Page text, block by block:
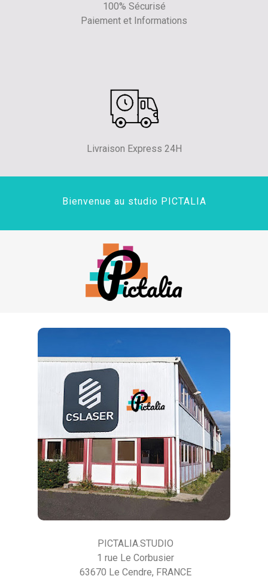
100% Sécurisé
Paiement et Informations
Livraison Express 24H
Bienvenue au studio PICTALIA
PICTALIA.STUDIO
1 rue Le Corbusier
63670 Le Cendre, FRANCE